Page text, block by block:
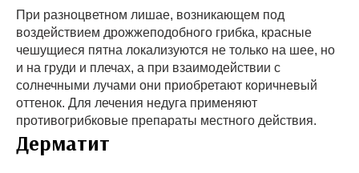
При разноцветном лишае, возникающем под
воздействием дрожжеподобного грибка, красные
чешущиеся пятна локализуются не только на шее, но
и на груди и плечах, а при взаимодействии с
солнечными лучами они приобретают коричневый
оттенок. Для лечения недуга применяют
противогрибковые препараты местного действия.
Дерматит